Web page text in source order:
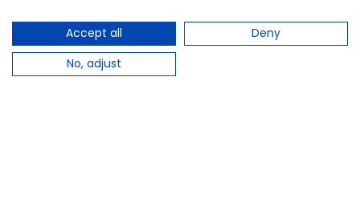
Accept all
Deny
No, adjust